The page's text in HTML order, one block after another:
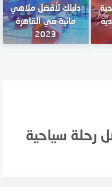
دليلك لأفضل ملاهي
مائية في القاهرة
2023
رحلة سياحية